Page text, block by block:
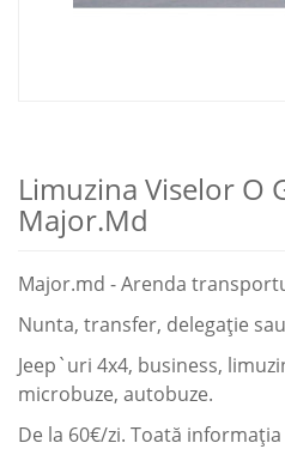
Limuzina Viselor O
Major.md
Major.md - Arenda
Nunta, transfer, delegație
Jeep`uri 4x4, business,
microbuze, autobuze.
De la 60€/zi. Toată